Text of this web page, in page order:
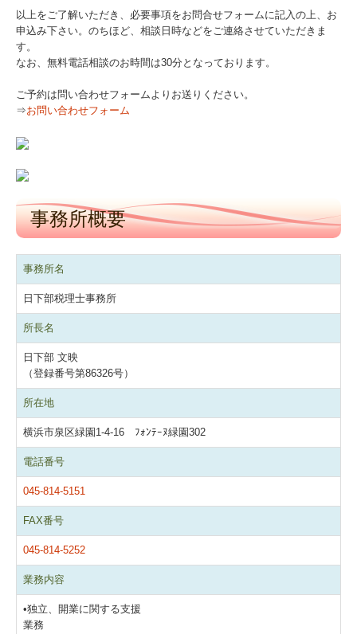
戦略販売・購買情報システム
建設業用会計情報DB
無料電話相談
中小企業応援ブログ
以上をご了解いただき、必要事項をお問合せフォームに記入の上、お
申込み下さい。のちほど、相談日時などをご連絡させていただきま
す。
なお、無料電話相談のお時間は30分となっております。
ご予約は問い合わせフォームよりお送りください。
⇒お問い合わせフォーム
事務所概要
事務所名
日下部税理士事務所
所長名
日下部 文映
（登録番号第86326号）
所在地
横浜市泉区緑園1-4-16 ﾌｫﾝﾃｰﾇ緑園302
電話番号
045-814-5151
FAX番号
045-814-5252
業務内容
•独立、開業に関する支援
業務